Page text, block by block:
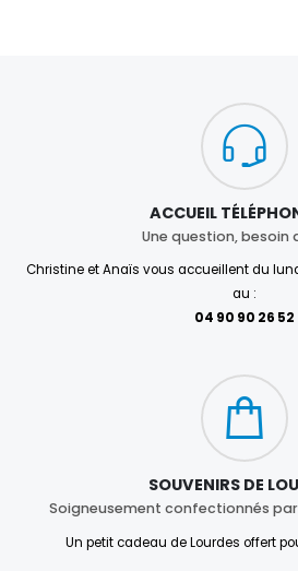
ACCUEIL
Une question, besoin
Christine et Anaïs vous accueillent du
au :
04 90 90 26 52
SOUVENIRS DE
Soigneusement confectionnés
Un petit cadeau de Lourdes offert